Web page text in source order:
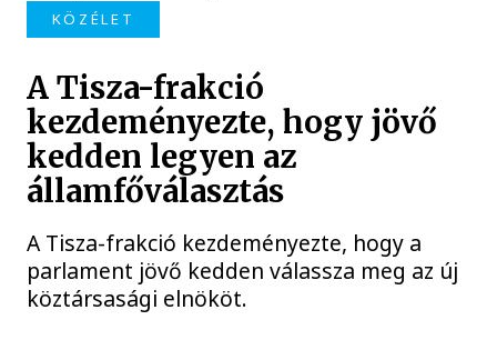
KÖZÉLET
A Tisza-frakció
kezdeményezte, hogy jövő
kedden legyen az
államfőválasztás
A Tisza-frakció kezdeményezte, hogy a
parlament jövő kedden válassza meg az új
köztársasági elnököt.